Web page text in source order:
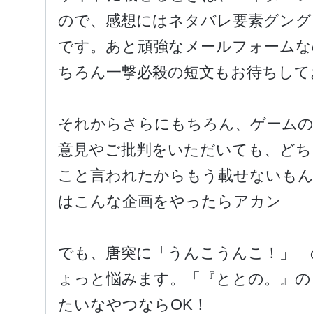
ので、感想にはネタバレ要素グン
です。あと頑強なメールフォーム
ちろん一撃必殺の短文もお待ちし
それからさらにもちろん、ゲーム
意見やご批判をいただいても、ど
こと言われたからもう載せないも
はこんな企画をやったらアカン
でも、唐突に「うんこうんこ！」
ょっと悩みます。「『ととの。』
たいなやつならOK！